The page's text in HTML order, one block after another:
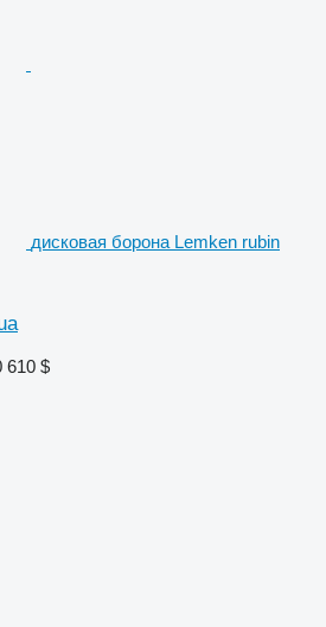
дисковая борона Lemken rubin
610 $